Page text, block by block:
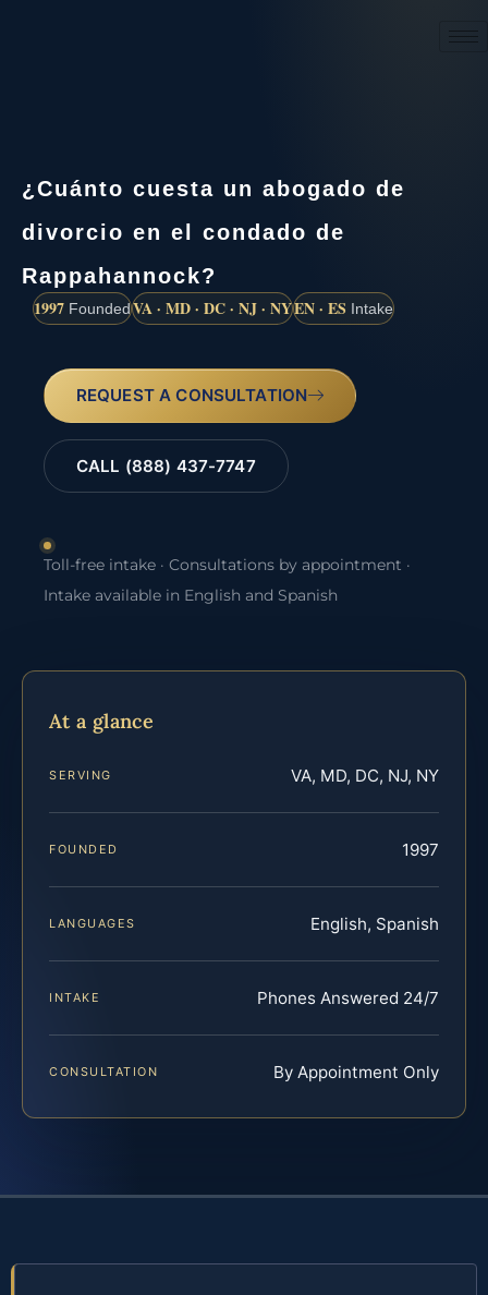
¿Cuánto cuesta un abogado de
divorcio en el condado de
Rappahannock?
1997 FoundedVA · MD · DC · NJ · NYEN · ES Intake
REQUEST A CONSULTATION
CALL (888) 437-7747
Toll-free intake · Consultations by appointment ·
Intake available in English and Spanish
At a glance
SERVING VA, MD, DC, NJ, NY
FOUNDED 1997
LANGUAGES English, Spanish
INTAKE Phones Answered 24/7
CONSULTATION By Appointment Only